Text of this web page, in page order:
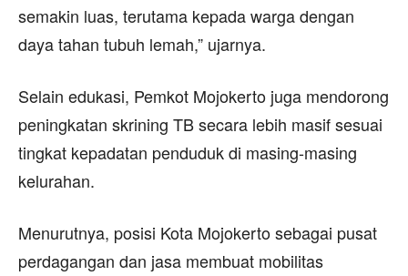
semakin luas, terutama kepada warga dengan
daya tahan tubuh lemah,” ujarnya.
Selain edukasi, Pemkot Mojokerto juga mendorong
peningkatan skrining TB secara lebih masif sesuai
tingkat kepadatan penduduk di masing-masing
kelurahan.
Menurutnya, posisi Kota Mojokerto sebagai pusat
perdagangan dan jasa membuat mobilitas